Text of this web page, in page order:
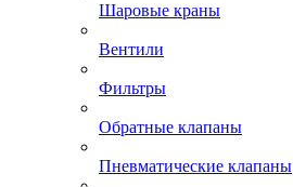
Шаровые краны
Вентили
Фильтры
Обратные клапаны
Пневматические клапаны